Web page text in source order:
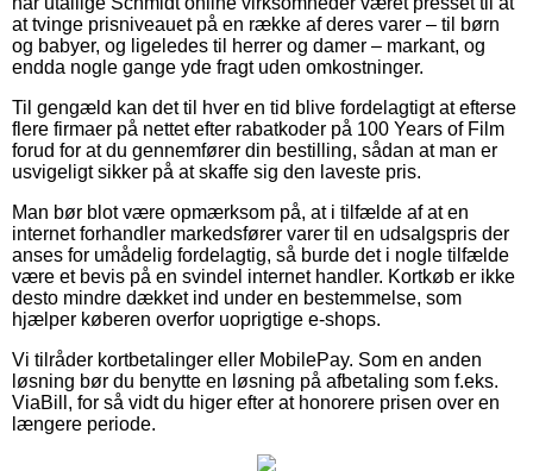
at tvinge prisniveauet på en række af deres varer – til børn
og babyer, og ligeledes til herrer og damer – markant, og
endda nogle gange yde fragt uden omkostninger.
Til gengæld kan det til hver en tid blive fordelagtigt at efterse
flere firmaer på nettet efter rabatkoder på 100 Years of Film
forud for at du gennemfører din bestilling, sådan at man er
usvigeligt sikker på at skaffe sig den laveste pris.
Man bør blot være opmærksom på, at i tilfælde af at en
internet forhandler markedsfører varer til en udsalgspris der
anses for umådelig fordelagtig, så burde det i nogle tilfælde
være et bevis på en svindel internet handler. Kortkøb er ikke
desto mindre dækket ind under en bestemmelse, som
hjælper køberen overfor uoprigtige e-shops.
Vi tilråder kortbetalinger eller MobilePay. Som en anden
løsning bør du benytte en løsning på afbetaling som f.eks.
ViaBill, for så vidt du higer efter at honorere prisen over en
længere periode.